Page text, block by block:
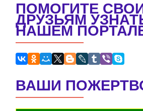
ПОМОГИТЕ
ДРУЗЬЯМ
НАШЕМ
ВАШИ